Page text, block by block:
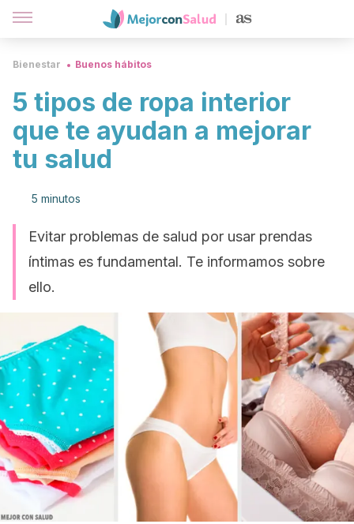
Bienestar Buenos hábitos
5 tipos de ropa interior
que te ayudan a mejorar
tu salud
5 minutos
Evitar problemas de salud por usar prendas
íntimas es fundamental. Te informamos sobre
ello.